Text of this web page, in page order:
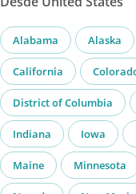
Alabama Alaska
California
District of Columbia
Indiana Iowa
Maine Minnesota